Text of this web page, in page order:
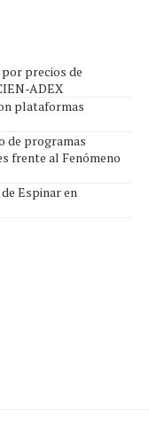
precios de
ADEX
plataformas
de programas
frente al Fenómeno
Espinar en